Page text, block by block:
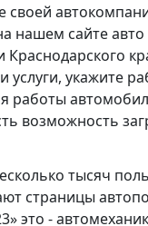
своей
нашем сайте
Краснодарского
услуги, укажите
работы
возможность
тысяч
страницы
это -